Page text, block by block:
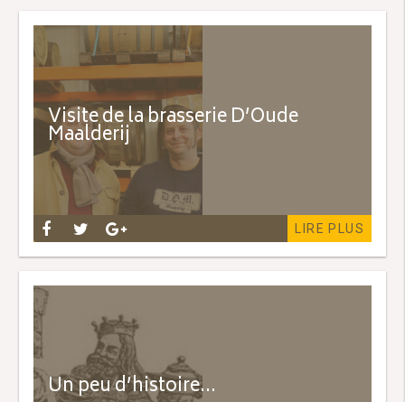
Visite de la brasserie D’Oude
Maalderij
LIRE PLUS
Un peu d’histoire…